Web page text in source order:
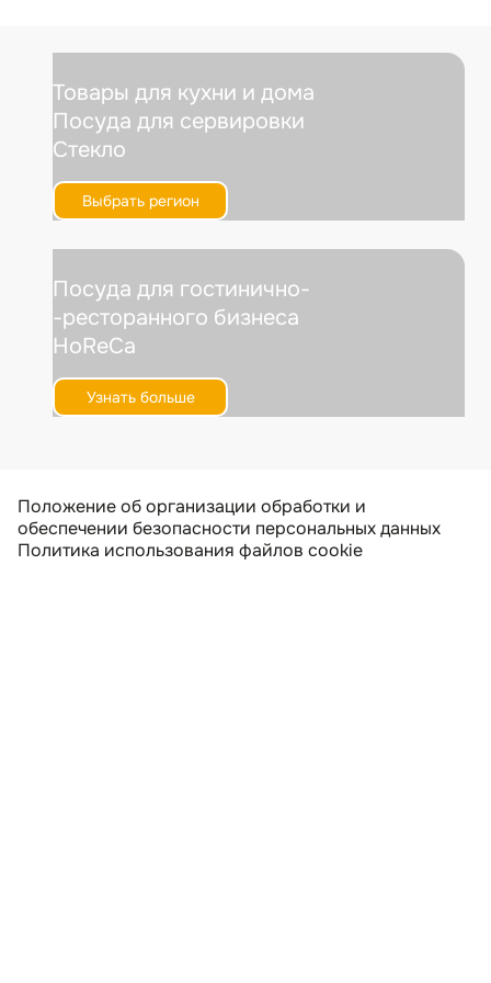
Товары для кухни и дома
Посуда для сервировки
Стекло
Выбрать регион
Посуда для гостинично-
-ресторанного бизнеса
HoReCa
Узнать больше
Положение об организации обработки и
обеспечении безопасности персональных данных
Политика использования файлов cookie